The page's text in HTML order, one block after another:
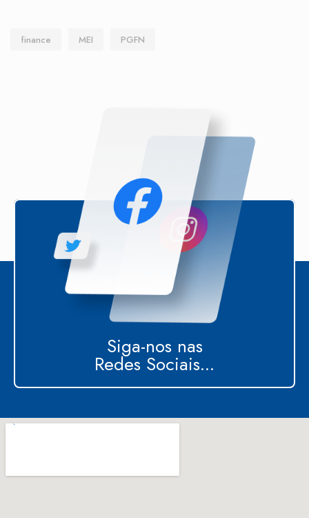
finance MEI PGFN
Siga-nos nas
Redes Sociais...